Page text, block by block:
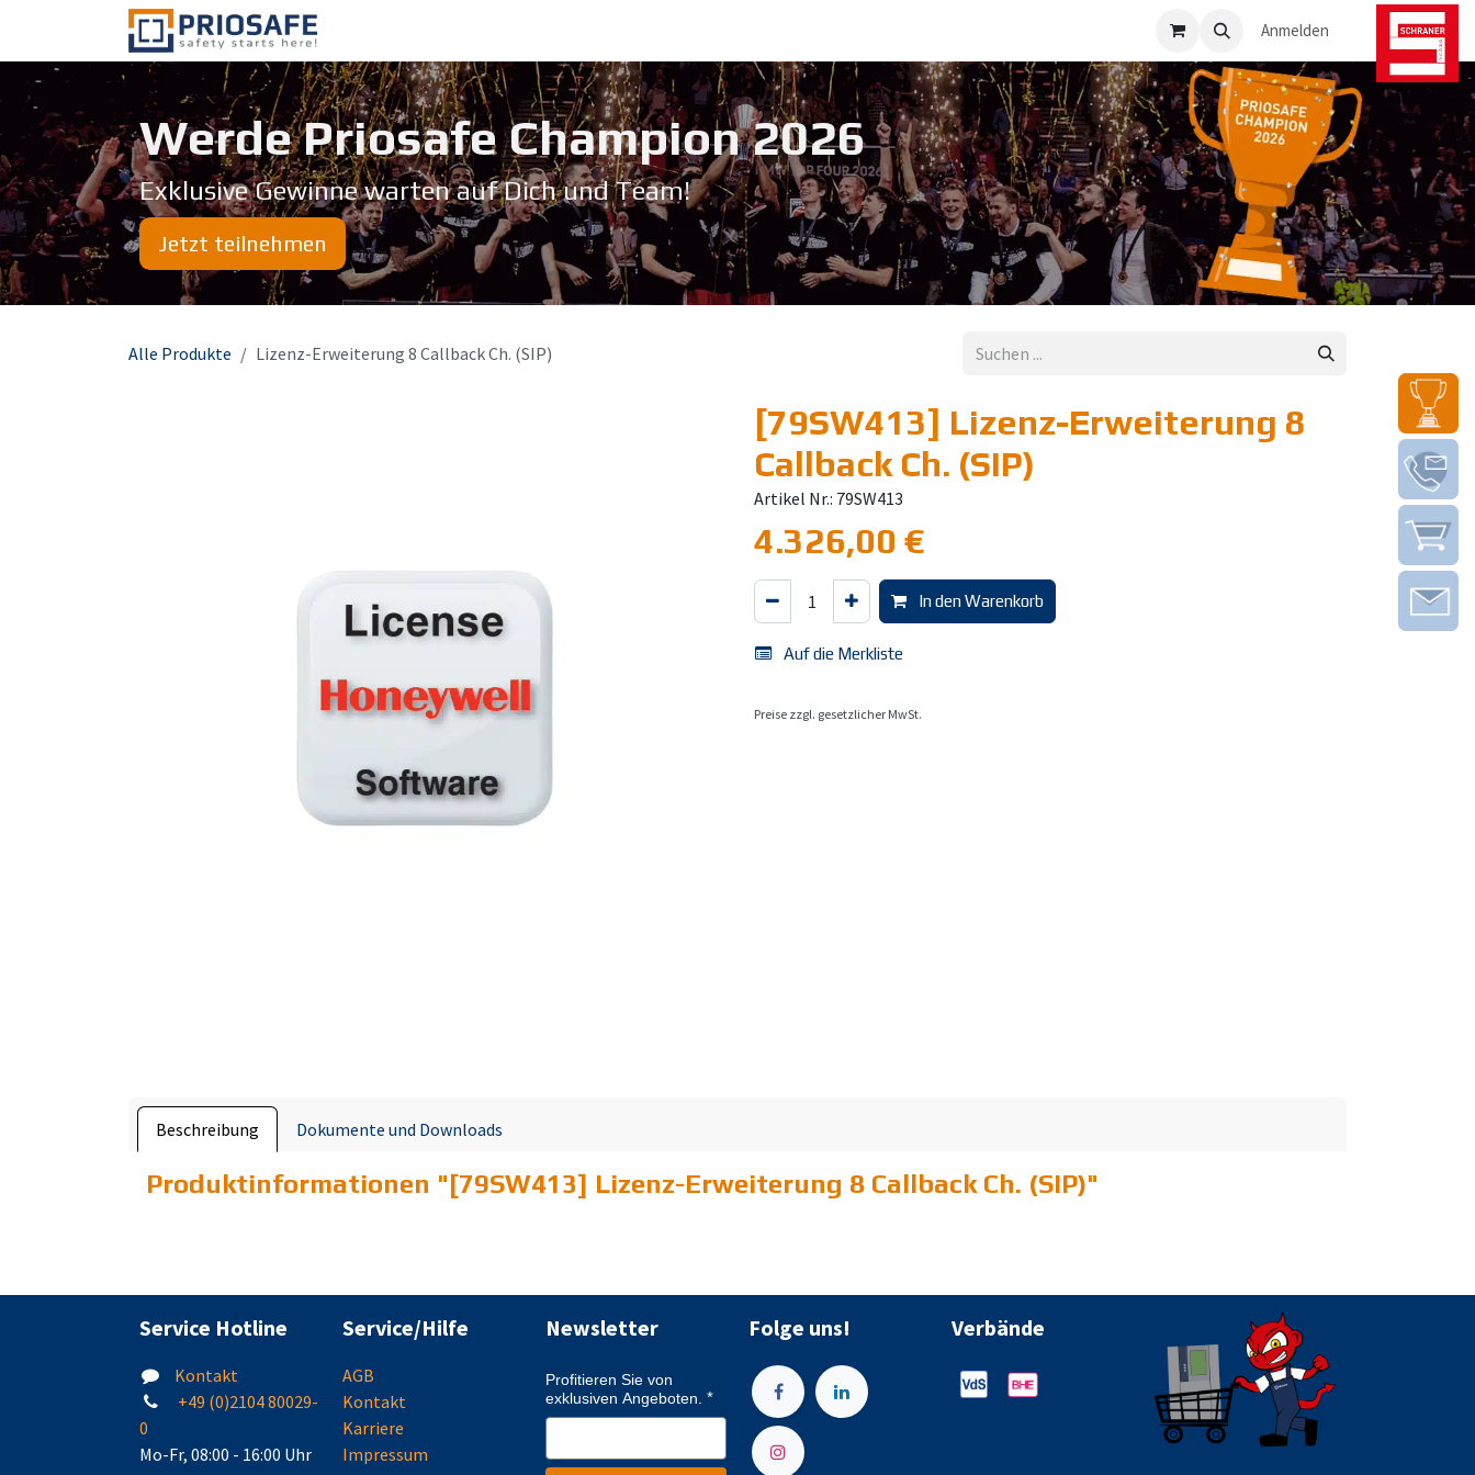
Zum Inhalt springen
Anmelden
Jetzt teilnehmen
Werde Priosafe Champion 20​26
Exklusive Gewinne warten auf Dich und Team!
Alle Produkte Lizenz-Erweiterung 8 Callback Ch. (SIP)
[79SW413] Lizenz-Erweiterung 8
Callback Ch. (SIP)
Artikel Nr.: 79SW413
4.326,00 €
In den Warenkorb
Auf die Merkliste
Preise zzgl. gesetzlicher MwSt.
Beschreibung Dokumente und Downloads
Produktinformationen "[79SW413] Lizenz-Erweiterung 8 Callback Ch. (SIP)"
Service Hotline
Kontakt
+49 (0)2104 80029-
0
Mo-Fr, 08:00 - 16:00 Uhr
Service/Hilfe
AGB
Kontakt
Karriere
Impressum
Newsletter
Profitieren Sie von
exklusiven Angeboten.
Folge uns! Verbände